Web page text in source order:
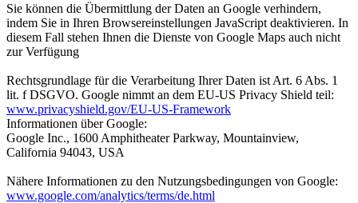
Sie können die Übermittlung der Daten an Google verhindern,
indem Sie in Ihren Browsereinstellungen JavaScript deaktivieren. In
diesem Fall stehen Ihnen die Dienste von Google Maps auch nicht
zur Verfügung
Rechtsgrundlage für die Verarbeitung Ihrer Daten ist Art. 6 Abs. 1
lit. f DSGVO. Google nimmt an dem EU-US Privacy Shield teil:
www.privacyshield.gov/EU-US-Framework
Informationen über Google:
Google Inc., 1600 Amphitheater Parkway, Mountainview,
California 94043, USA
Nähere Informationen zu den Nutzungsbedingungen von Google:
www.google.com/analytics/terms/de.html